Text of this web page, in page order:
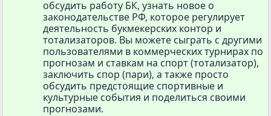
обсудить работу БК, узнать новое о
законодательстве РФ, которое регулирует
деятельность букмекерских контор и
тотализаторов. Вы можете сыграть с другими
пользователями в коммерческих турнирах по
прогнозам и ставкам на спорт (тотализатор),
заключить спор (пари), а также просто
обсудить предстоящие спортивные и
культурные события и поделиться своими
прогнозами.